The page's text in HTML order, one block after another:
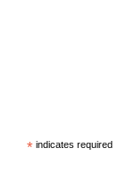
* indicates required